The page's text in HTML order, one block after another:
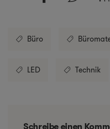
Büro
LED Technik